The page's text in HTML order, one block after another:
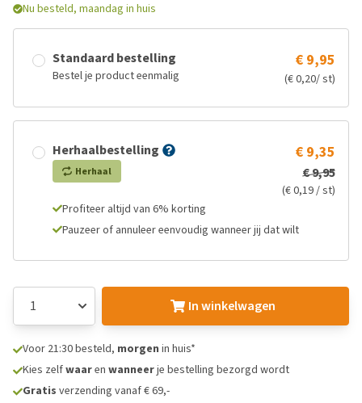
Nu besteld, maandag in huis
Standaard bestelling
Bestel je product eenmalig
€ 9,95
(€ 0,20/ st)
Herhaalbestelling
Herhaal
€ 9,35
€ 9,95
(€ 0,19 / st)
Profiteer altijd van 6% korting
Pauzeer of annuleer eenvoudig wanneer jij dat wilt
In winkelwagen
Voor 21:30 besteld, morgen in huis*
Kies zelfwaaren wanneerje bestelling bezorgd wordt
Gratis verzending vanaf € 69,-